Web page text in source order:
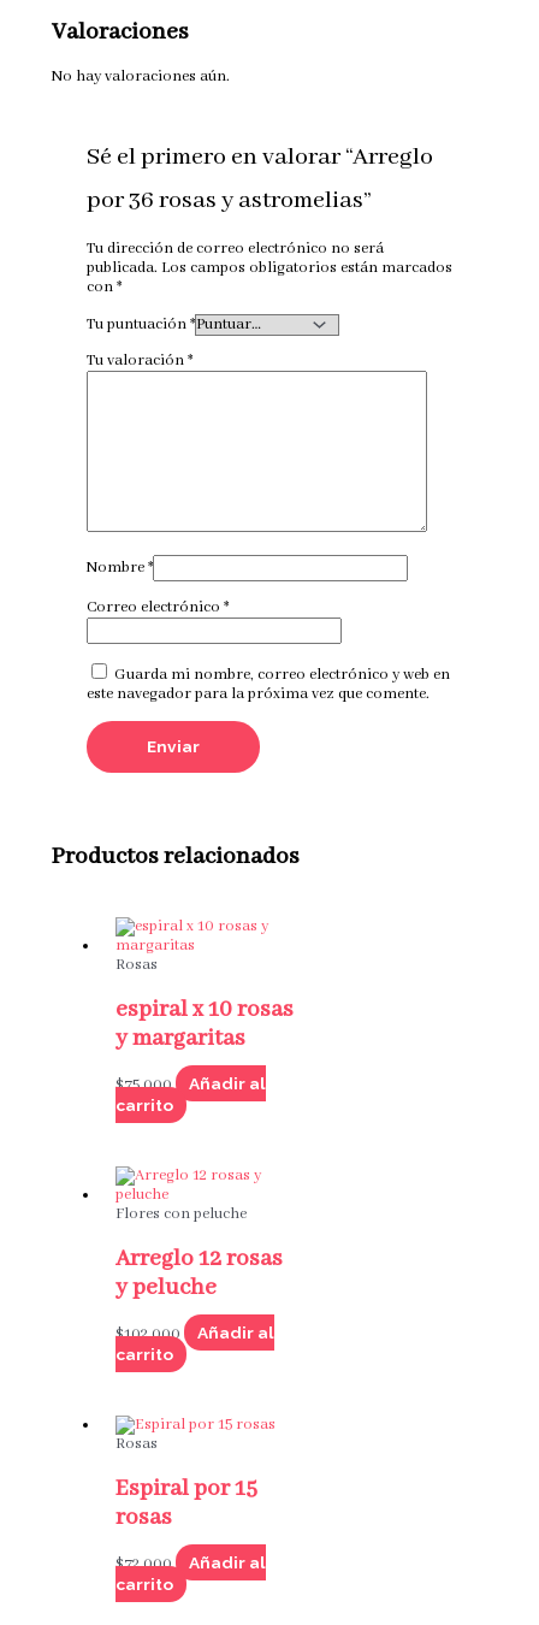
Valoraciones
No hay valoraciones aún.
Sé el primero en valorar “Arreglo
por 36 rosas y astromelias”
Tu dirección de correo electrónico no será
publicada. Los campos obligatorios están marcados
con*
Tu puntuación*
Tu valoración*
Nombre*
Correo electrónico *
Guarda mi nombre, correo electrónico y web en
este navegador para la próxima vez que comente.
Productos relacionados
Rosas
espiral x 10 rosas
y margaritas
$75,000
Añadir al
carrito
Flores con peluche
Arreglo 12 rosas
y peluche
$102,000
Añadir al
carrito
Rosas
Espiral por 15
rosas
$72,000
Añadir al
carrito